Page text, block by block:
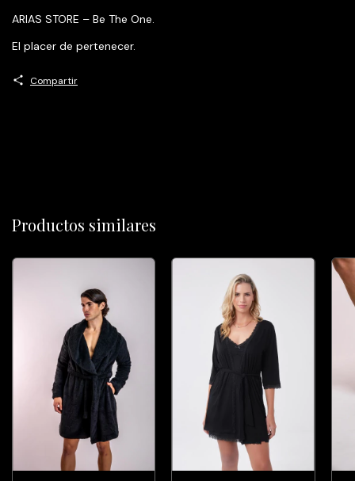
ARIAS STORE – Be The One.
El placer de pertenecer.
Compartir
Productos similares